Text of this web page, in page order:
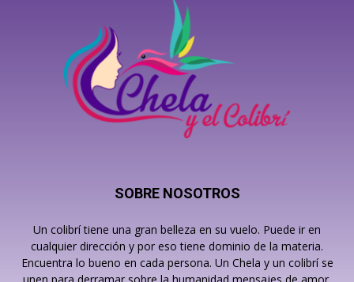
SOBRE NOSOTROS
Un colibrí tiene una gran belleza en su vuelo. Puede ir en
cualquier dirección y por eso tiene dominio de la materia.
Encuentra lo bueno en cada persona. Un Chela y un colibrí se